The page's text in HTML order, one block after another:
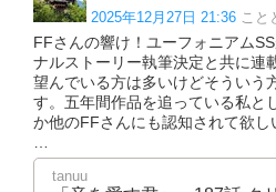
2025年12月27日 21:36 こと
FFさんの響け！ユーフォニアム
ナルストーリー執筆決定と共に連
望んでいる方は多いけどそういう
す。五年間作品を追っている私と
か他のFFさんにも認知されて欲
…
tanuu